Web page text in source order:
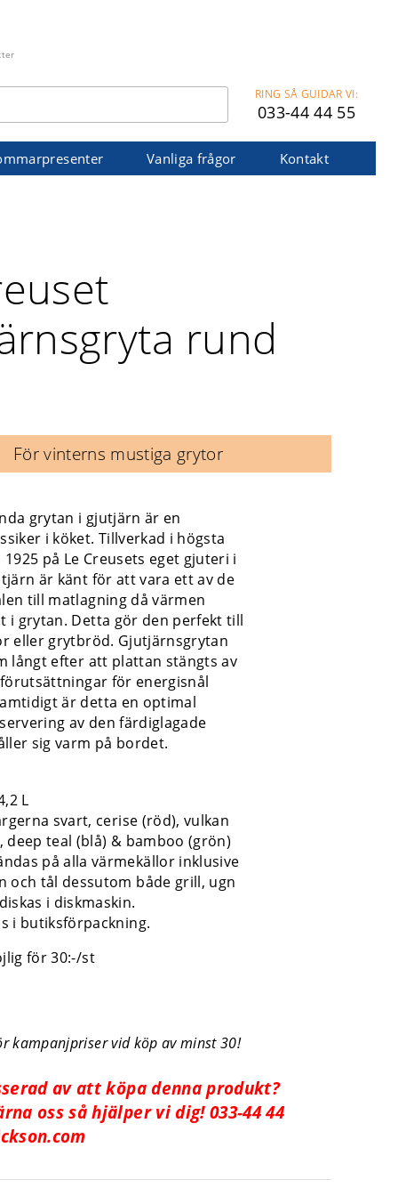
RING SÅ GUIDAR VI:
033-44 44 55
Vanliga frågor Kontakt
rund
För vinterns mustiga grytor
grytan i gjutjärn är en
i köket. Tillverkad i högsta
på Le Creusets eget gjuteri i
är känt för att vara ett av de
till matlagning då värmen
i grytan. Detta gör den perfekt till
eller grytbröd. Gjutjärnsgrytan
långt efter att plattan stängts av
för energisnål
är detta en optimal
av den färdiglagade
sig varm på bordet.
L
svart, cerise (röd), vulkan
deep teal (blå) & bamboo (grön)
på alla värmekällor inklusive
och tål dessutom både grill, ugn
i diskmaskin.
i butiksförpackning.
för 30:-/st
kampanjpriser vid köp av minst 30!
av att köpa denna produkt?
oss så hjälper vi dig! 033-44 44